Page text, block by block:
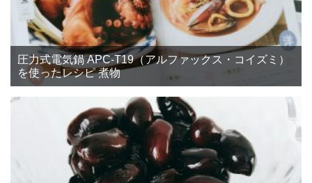
圧力式電気鍋 APC-T19（アルファックス・コイズミ）
を使ったレシピ 煮物